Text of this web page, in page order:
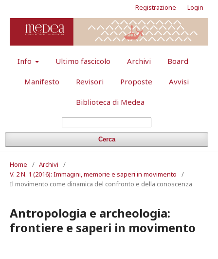
Info Ultimo fascicolo Archivi Board
Manifesto Revisori Proposte Avvisi
Biblioteca di Medea
Cerca
Registrazione Login
Home / Archivi
/
V. 2 N. 1 (2016): Immagini, memorie e saperi in movimento
/
Il movimento come dinamica del confronto e della conoscenza
Antropologia e archeologia:
frontiere e saperi in movimento